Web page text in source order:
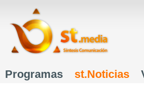
Menú principal
Programas st.Noticias